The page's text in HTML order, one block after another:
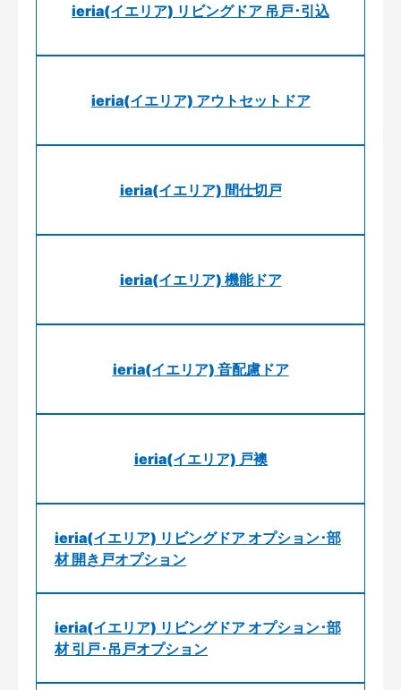
ieria(イエリア) リビングドア 吊戸･引込
ieria(イエリア) アウトセットドア
ieria(イエリア) 間仕切戸
ieria(イエリア) 機能ドア
ieria(イエリア) 音配慮ドア
ieria(イエリア) 戸襖
ieria(イエリア) リビングドア オプション･部
材 開き戸オプション
ieria(イエリア) リビングドア オプション･部
材 引戸･吊戸オプション